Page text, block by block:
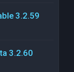
3.2.59
3.2.60